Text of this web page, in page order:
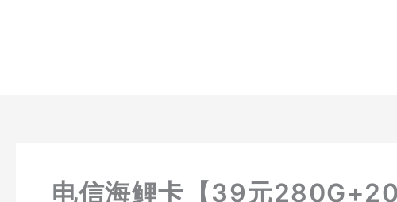
电信海鲤卡【39元